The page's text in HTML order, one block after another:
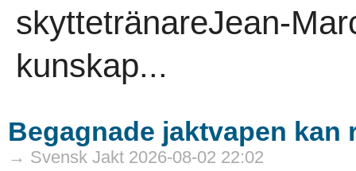
skyttetränareJean-
kunskap...
Begagnade jaktvapen kan
→ Svensk Jakt 2026-08-02 22:02